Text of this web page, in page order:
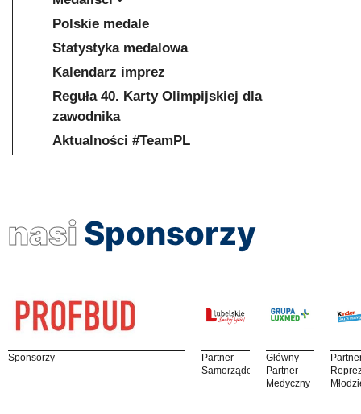
Polskie medale
Statystyka medalowa
Kalendarz imprez
Reguła 40. Karty Olimpijskiej dla
zawodnika
Aktualności #TeamPL
nasi Sponsorzy
Sponsorzy
Partner
Samorządowy
Główny
Partner
Medyczny